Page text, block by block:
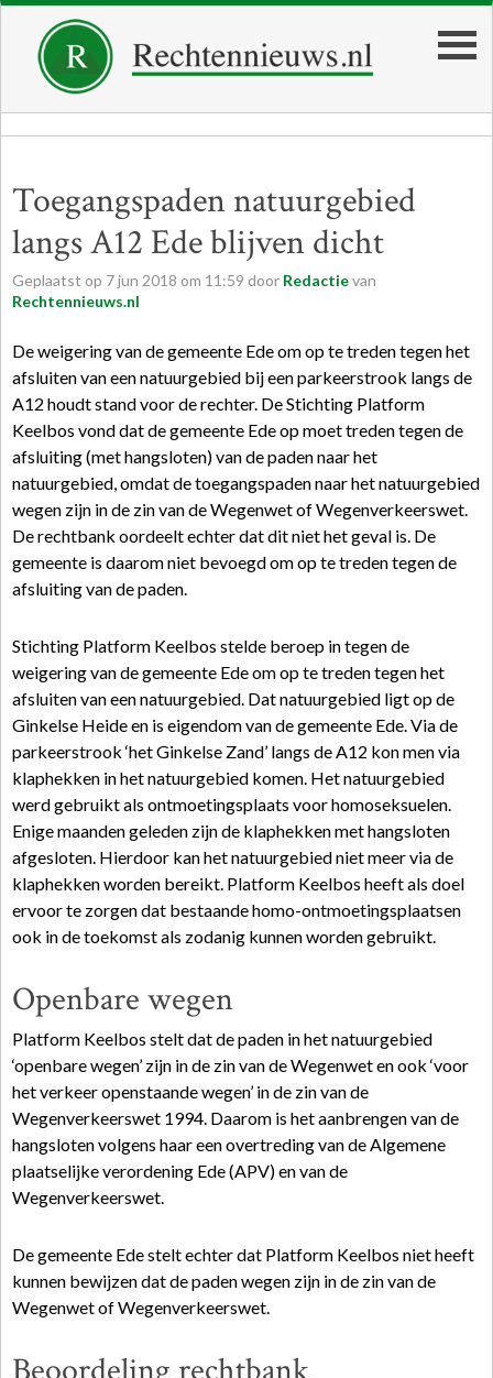
Toegangspaden natuurgebied
langs A12 Ede blijven dicht
Geplaatst op 7jun 2018 om 11:59 door Redactievan
Rechtennieuws.nl
De weigering van de gemeente Ede om op te treden tegen het
afsluiten van een natuurgebied bij een parkeerstrook langs de
A12 houdt stand voor de rechter. De Stichting Platform
Keelbos vond dat de gemeente Ede op moet treden tegen de
afsluiting (met hangsloten) van de paden naar het
natuurgebied, omdat de toegangspaden naar het natuurgebied
wegen zijn in de zin van de Wegenwet of Wegenverkeerswet.
De rechtbank oordeelt echter dat dit niet het geval is. De
gemeente is daarom niet bevoegd om op te treden tegen de
afsluiting van de paden.
Stichting Platform Keelbos stelde beroep in tegen de
weigering van de gemeente Ede om op te treden tegen het
afsluiten van een natuurgebied. Dat natuurgebied ligt op de
Ginkelse Heide en is eigendom van de gemeente Ede. Via de
parkeerstrook ‘het Ginkelse Zand’ langs de A12 kon men via
klaphekken in het natuurgebied komen. Het natuurgebied
werd gebruikt als ontmoetingsplaats voor homoseksuelen.
Enige maanden geleden zijn de klaphekken met hangsloten
afgesloten. Hierdoor kan het natuurgebied niet meer via de
klaphekken worden bereikt. Platform Keelbos heeft als doel
ervoor te zorgen dat bestaande homo-ontmoetingsplaatsen
ook in de toekomst als zodanig kunnen worden gebruikt.
Openbare wegen
Platform Keelbos stelt dat de paden in het natuurgebied
‘openbare wegen’ zijn in de zin van de Wegenwet en ook ‘voor
het verkeer openstaande wegen’ in de zin van de
Wegenverkeerswet 1994. Daarom is het aanbrengen van de
hangsloten volgens haar een overtreding van de Algemene
plaatselijke verordening Ede (APV) en van de
Wegenverkeerswet.
De gemeente Ede stelt echter dat Platform Keelbos niet heeft
kunnen bewijzen dat de paden wegen zijn in de zin van de
Wegenwet of Wegenverkeerswet.